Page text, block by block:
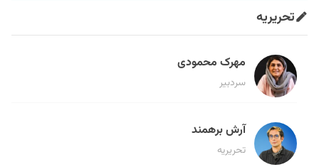
تحریریه
مهرک محمودی
سردبیر
آرش برهمند
تحریریه